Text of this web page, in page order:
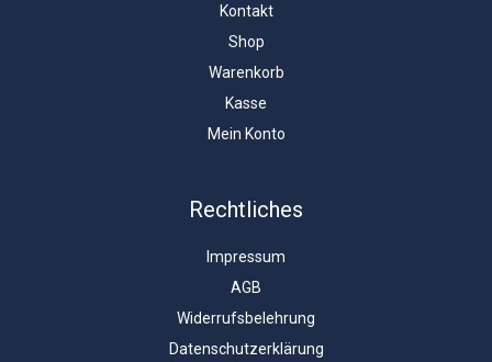
Kontakt
Shop
Warenkorb
Kasse
Mein Konto
Rechtliches
Impressum
AGB
Widerrufsbelehrung
Datenschutzerklärung